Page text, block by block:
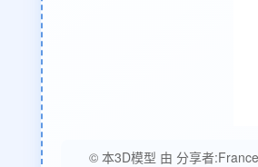
© 本3D模型 由 分享者